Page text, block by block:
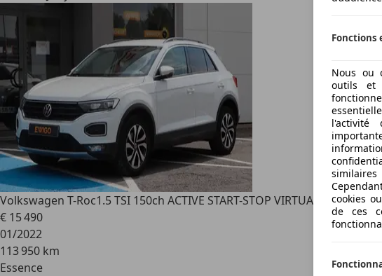
Volkswagen T-Roc1.5 TSI 150ch ACTIVE START-STOP VIRTUAL COCKPIT
€ 15 490
01/2022
113 950 km
Essence
Fonctions
Nous ou
outils et
l'activité
cookies
de ces